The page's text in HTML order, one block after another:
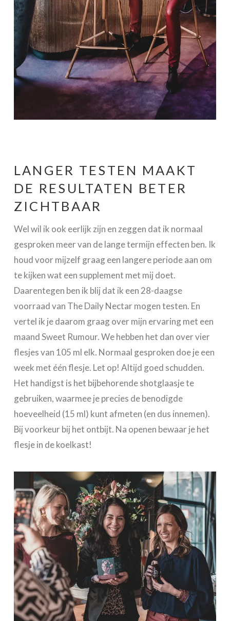
LANGER TESTEN MAAKT
DE RESULTATEN BETER
ZICHTBAAR
Wel wil ik ook eerlijk zijn en zeggen dat ik normaal
gesproken meer van de lange termijn effecten ben. Ik
houd voor mijzelf graag een langere periode aan om
te kijken wat een supplement met mij doet.
Daarentegen ben ik blij dat ik een 28-daagse
voorraad van The Daily Nectar mogen testen. En
vertel ik je daarom graag over mijn ervaring met een
maand Sweet Rumour. We hebben het dan over vier
flesjes van 105 ml elk. Normaal gesproken doe je een
week met één flesje. Let op! Altijd goed schudden.
Het handigst is het bijbehorende shotglaasje te
gebruiken, waarmee je precies de benodigde
hoeveelheid (15 ml) kunt afmeten (en dus innemen).
Bij voorkeur bij het ontbijt. Na openen bewaar je het
flesje in de koelkast!